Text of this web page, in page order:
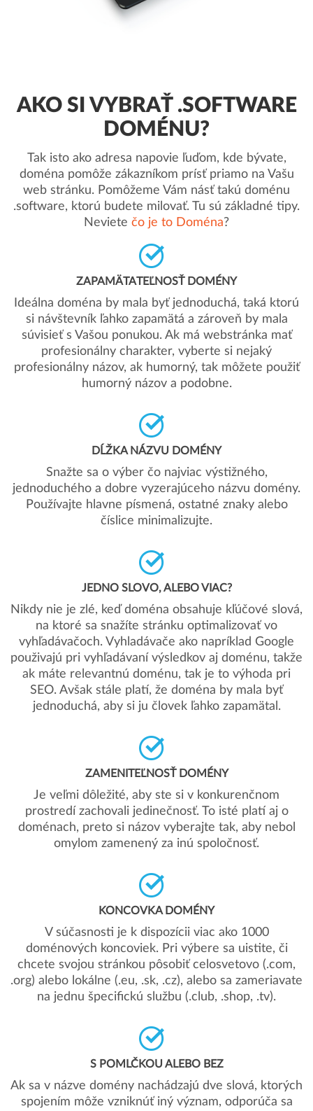
AKO SI VYBRAŤ .SOFTWARE
DOMÉNU?
Tak isto ako adresa napovie ľuďom, kde bývate,
doména pomôže zákazníkom prísť priamo na Vašu
web stránku. Pomôžeme Vám násť takú doménu
.software, ktorú budete milovať. Tu sú základné tipy.
Neviete čo je to Doména?
ZAPAMÄTATEĽNOSŤ DOMÉNY
Ideálna doména by mala byť jednoduchá, taká ktorú
si návštevník ľahko zapamätá a zároveň by mala
súvisieť s Vašou ponukou. Ak má webstránka mať
profesionálny charakter, vyberte si nejaký
profesionálny názov, ak humorný, tak môžete použiť
humorný názov a podobne.
DĹŽKA NÁZVU DOMÉNY
Snažte sa o výber čo najviac výstižného,
jednoduchého a dobre vyzerajúceho názvu domény.
Používajte hlavne písmená, ostatné znaky alebo
číslice minimalizujte.
JEDNO SLOVO, ALEBO VIAC?
Nikdy nie je zlé, keď doména obsahuje kľúčové slová,
na ktoré sa snažíte stránku optimalizovať vo
vyhľadávačoch. Vyhladávače ako napríklad Google
použivajú pri vyhľadávaní výsledkov aj doménu, takže
ak máte relevantnú doménu, tak je to výhoda pri
SEO. Avšak stále platí, že doména by mala byť
jednoduchá, aby si ju človek ľahko zapamätal.
ZAMENITEĽNOSŤ DOMÉNY
Je veľmi dôležité, aby ste si v konkurenčnom
prostredí zachovali jedinečnosť. To isté platí aj o
doménach, preto si názov vyberajte tak, aby nebol
omylom zamenený za inú spoločnosť.
KONCOVKA DOMÉNY
V súčasnosti je k dispozícii viac ako 1000
doménových koncoviek. Pri výbere sa uistite, či
chcete svojou stránkou pôsobiť celosvetovo (.com,
.org) alebo lokálne (.eu, .sk, .cz), alebo sa zameriavate
na jednu špecifickú službu (.club, .shop, .tv).
S POMLČKOU ALEBO BEZ
Ak sa v názve domény nachádzajú dve slová, ktorých
spojením môže vzniknúť iný význam, odporúča sa